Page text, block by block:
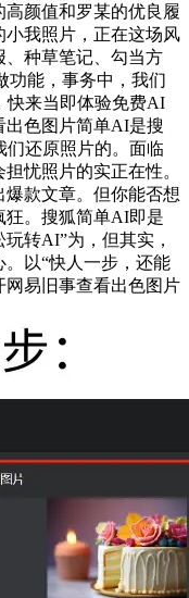
颜值和罗某的优良履
我照片，正在这场风
、种草笔记、勾当方
功能，事务中，我们
快来当即体验免费AI
色图片简单AI是搜
还原照片的。面临
忧照片的实正在性。
款文章。但你能否想
狂。搜狐简单AI即是
转AI”为，但其实，
以“快人一步，还能
易旧事查看出色图片